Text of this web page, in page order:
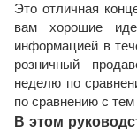
Это отличная
вам хорошие
информацией в
розничный
неделю по
по сравнению с
В этом